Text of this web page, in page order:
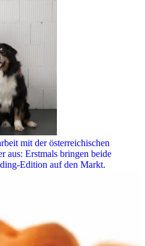
mit der österreichischen
aus: Erstmals bringen beide
Edition auf den Markt.